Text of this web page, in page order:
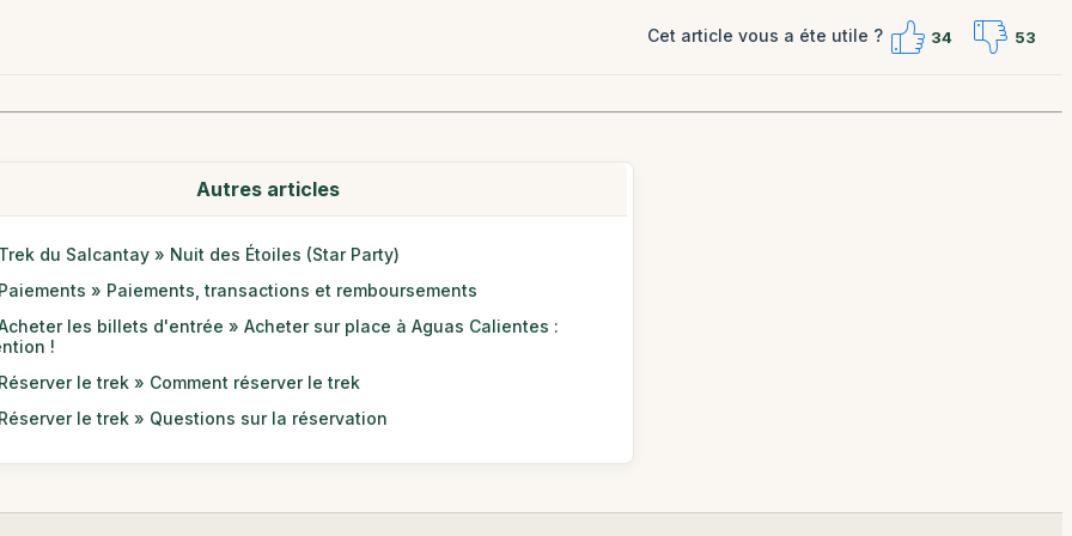
Cet article vous a éte utile ? 34 53
Autres articles
du Salcantay » Nuit des Étoiles (Star Party)
» Paiements, transactions et remboursements
les billets d'entrée » Acheter sur place à Aguas Calientes :
!
le trek » Comment réserver le trek
le trek » Questions sur la réservation